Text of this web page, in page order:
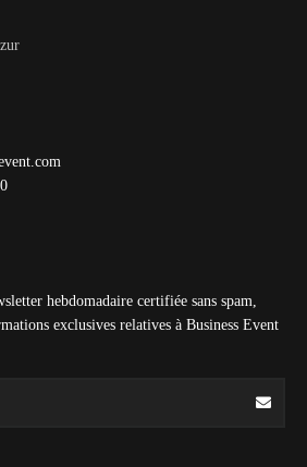
hebdomadaire certifiée sans spam,
exclusives relatives à Business Event